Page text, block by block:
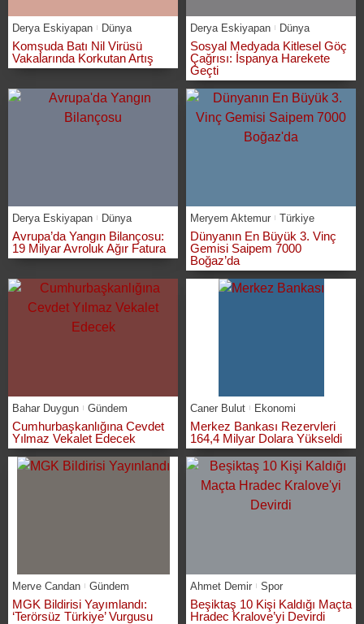
Derya Eskiyapan Dünya
Komşuda Batı Nil Virüsü
Vakalarında Korkutan Artış
Derya Eskiyapan Dünya
Sosyal Medyada Kitlesel Göç
Çağrısı: İspanya Harekete
Geçti
Derya Eskiyapan Dünya
Avrupa’da Yangın Bilançosu:
19 Milyar Avroluk Ağır Fatura
Meryem Aktemur Türkiye
Dünyanın En Büyük 3. Vinç
Gemisi Saipem 7000
Boğaz’da
Bahar Duygun Gündem
Cumhurbaşkanlığına Cevdet
Yılmaz Vekalet Edecek
Caner Bulut Ekonomi
Merkez Bankası Rezervleri
164,4 Milyar Dolara Yükseldi
Merve Candan Gündem
MGK Bildirisi Yayımlandı:
‘Terörsüz Türkiye’ Vurgusu
Ahmet Demir Spor
Beşiktaş 10 Kişi Kaldığı Maçta
Hradec Kralove’yi Devirdi